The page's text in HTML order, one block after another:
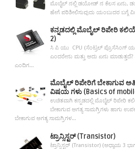
ಮೊಬೈಲ್ ನಲ್ಲಿ ಡಯೋಡ್ ನ ಕೆಲಸ ಏನು,
ಹೇಗೆ ಪರಿಶೀಲಿಸುವುದು ಯಂಬುದರ ಬಗ್ಗೆ
ಕನ್ನಡದಲ್ಲಿ ಮೊಬೈಲ್ ರಿಪೇರಿ
2)
ಸಿ ಪಿ ಯು CPU (ಸೆಂಟ್ರಲ್ ಪ್ರೊಸೆಸಿಂಗ್
ಎಂದರೇನು ಮತ್ತು ಅದು ಏನು ಮಾಡುತ್ತದೆ?
ಎಂದಿಗ...
ಮೊಬೈಲ್ ರಿಪೇರಿಗೆ ಬೇಕಾಗುವ
ವಿಷಯ ಗಳು (Basics of
ಉಚಿತವಾಗಿ ಕನ್ನಡದಲ್ಲಿ ಮೊಬೈಲ್ ರಿಪೇರಿ
ಬೇಕಾಗುವ ಅಗತ್ಯ ಸಾಮಗ್ರಿಗಳು ಹಾಗು
ಬೇಕಾಗುವ ಅಗತ್ಯ ಸಾಮಗ್ರಿಗಳ...
ಟ್ರಾನ್ಸಿಸ್ಟರ್ (Transistor)
ಟ್ರಾನ್ಸಿಸ್ಟರ್